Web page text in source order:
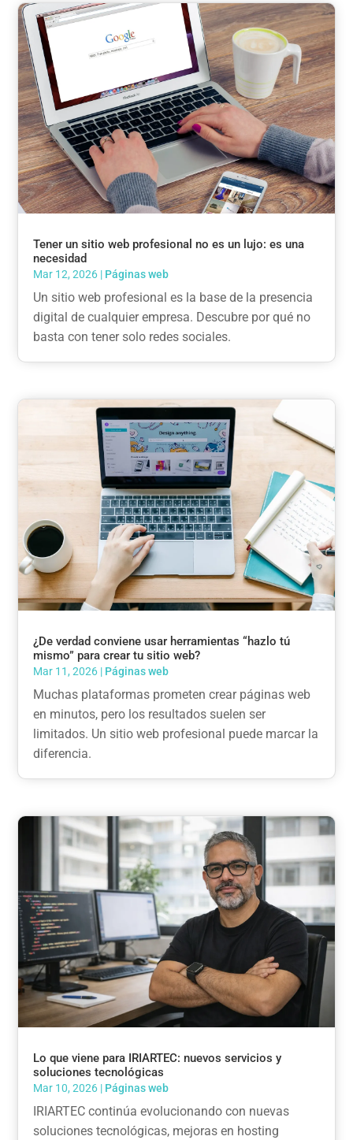
Tener un sitio web profesional no es un lujo: es una
necesidad
Mar 12, 2026 | Páginas web
Un sitio web profesional es la base de la presencia
digital de cualquier empresa. Descubre por qué no
basta con tener solo redes sociales.
¿De verdad conviene usar herramientas “hazlo tú
mismo” para crear tu sitio web?
Mar 11, 2026 | Páginas web
Muchas plataformas prometen crear páginas web
en minutos, pero los resultados suelen ser
limitados. Un sitio web profesional puede marcar la
diferencia.
Lo que viene para IRIARTEC: nuevos servicios y
soluciones tecnológicas
Mar 10, 2026 | Páginas web
IRIARTEC continúa evolucionando con nuevas
soluciones tecnológicas, mejoras en hosting